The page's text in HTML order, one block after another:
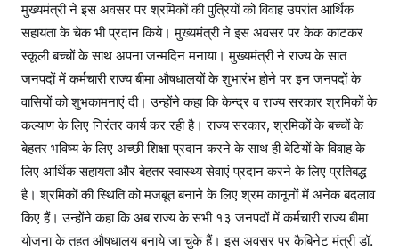
मुख्यमंत्री ने इस अवसर पर श्रमिकों की पुत्रियों को विवाह उपरांत आर्थिक
सहायता के चेक भी प्रदान किये। मुख्यमंत्री ने इस अवसर पर केक काटकर
स्कूली बच्चों के साथ अपना जन्मदिन मनाया। मुख्यमंत्री ने राज्य के सात
जनपदों में कर्मचारी राज्य बीमा औषधालयों के शुभारंभ होने पर इन जनपदों के
वासियों को शुभकामनाएं दी। उन्होंने कहा कि केन्द्र व राज्य सरकार श्रमिकों के
कल्याण के लिए निरंतर कार्य कर रही है। राज्य सरकार, श्रमिकों के बच्चों के
बेहतर भविष्य के लिए अच्छी शिक्षा प्रदान करने के साथ ही बेटियों के विवाह के
लिए आर्थिक सहायता और बेहतर स्वास्थ्य सेवाएं प्रदान करने के लिए प्रतिबद्ध
है। श्रमिकों की स्थिति को मजबूत बनाने के लिए श्रम कानूनों में अनेक बदलाव
किए हैं। उन्होंने कहा कि अब राज्य के सभी १३ जनपदों में कर्मचारी राज्य बीमा
योजना के तहत औषधालय बनाये जा चुके हैं। इस अवसर पर कैबिनेट मंत्री डॉ.